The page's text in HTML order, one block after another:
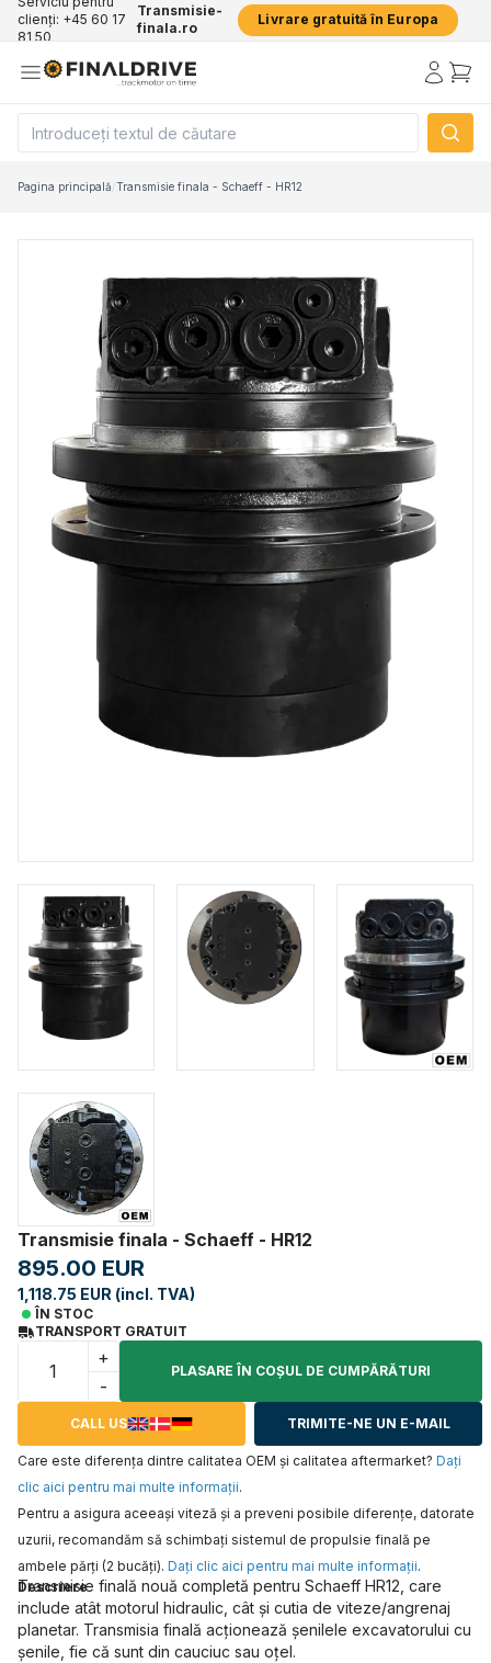
clienți: +45 60 17
81 50
Transmisie-
finala.ro
Livrare gratuită în Europa
Pagina principală/Transmisie finala - Schaeff - HR12
Transmisie finala - Schaeff - HR12
895.00 EUR
1,118.75 EUR (incl. TVA)
ÎN STOC
TRANSPORT GRATUIT
+
-
PLASARE ÎN COŞUL DE CUMPĂRĂTURI
CALL US TRIMITE-NE UN E-MAIL
Care este diferența dintre calitatea OEM și calitatea aftermarket? Daţi
clic aici pentru mai multe informaţii.
Pentru a asigura aceeaşi viteză şi a preveni posibile diferenţe, datorate
uzurii, recomandăm să schimbaţi sistemul de propulsie finală pe
ambele părţi (2 bucăţi). Daţi clic aici pentru mai multe informaţii.
Descriere
Transmisie finală nouă completă pentru Schaeff HR12, care
include atât motorul hidraulic, cât și cutia de viteze/angrenaj
planetar. Transmisia finală acționează șenilele excavatorului cu
șenile, fie că sunt din cauciuc sau oțel.